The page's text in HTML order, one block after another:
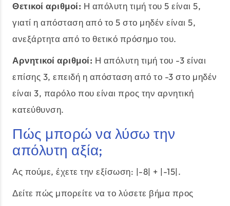
Θετικοί αριθμοί: Η απόλυτη τιμή του 5 είναι 5,
γιατί η απόσταση από το 5 στο μηδέν είναι 5,
ανεξάρτητα από το θετικό πρόσημο του.
Αρνητικοί αριθμοί: Η απόλυτη τιμή του -3 είναι
επίσης 3, επειδή η απόσταση από το -3 στο μηδέν
είναι 3, παρόλο που είναι προς την αρνητική
κατεύθυνση.
Πώς μπορώ να λύσω την
απόλυτη αξία;
Ας πούμε, έχετε την εξίσωση: |-8| + |-15|.
Δείτε πώς μπορείτε να το λύσετε βήμα προς